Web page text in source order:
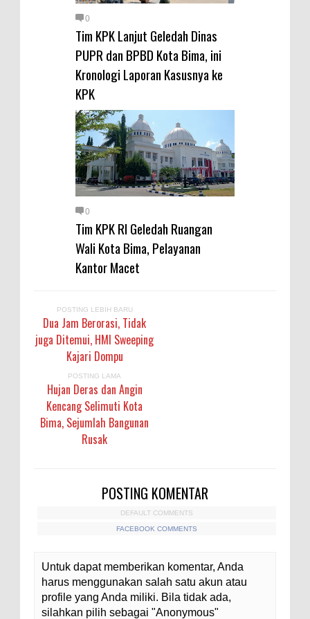
0
Tim KPK Lanjut Geledah Dinas
PUPR dan BPBD Kota Bima, ini
Kronologi Laporan Kasusnya ke
KPK
0
Tim KPK RI Geledah Ruangan
Wali Kota Bima, Pelayanan
Kantor Macet
POSTING LEBIH BARU
Dua Jam Berorasi, Tidak
juga Ditemui, HMI Sweeping
Kajari Dompu
POSTING LAMA
Hujan Deras dan Angin
Kencang Selimuti Kota
Bima, Sejumlah Bangunan
Rusak
POSTING KOMENTAR
DEFAULT COMMENTS
FACEBOOK COMMENTS
Untuk dapat memberikan komentar, Anda
harus menggunakan salah satu akun atau
profile yang Anda miliki. Bila tidak ada,
silahkan pilih sebagai "Anonymous"